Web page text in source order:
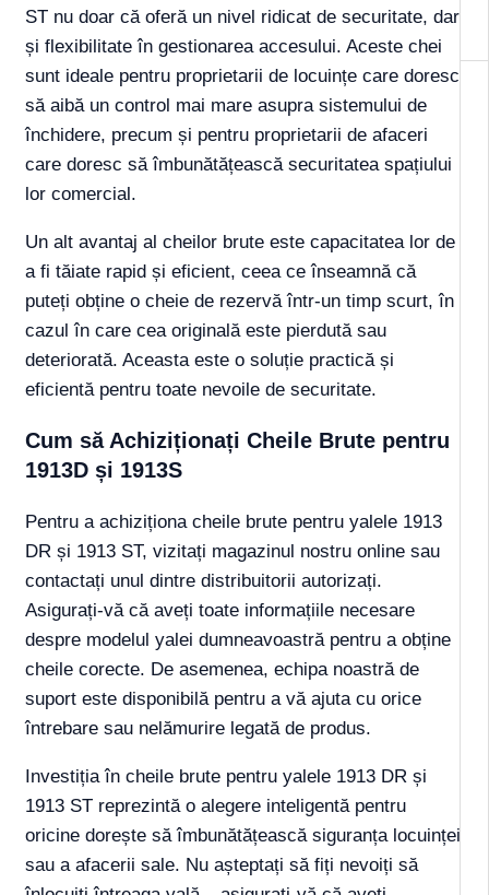
ST nu doar că oferă un nivel ridicat de securitate, dar
și flexibilitate în gestionarea accesului. Aceste chei
sunt ideale pentru proprietarii de locuințe care doresc
să aibă un control mai mare asupra sistemului de
închidere, precum și pentru proprietarii de afaceri
care doresc să îmbunătățească securitatea spațiului
lor comercial.
Un alt avantaj al cheilor brute este capacitatea lor de
a fi tăiate rapid și eficient, ceea ce înseamnă că
puteți obține o cheie de rezervă într-un timp scurt, în
cazul în care cea originală este pierdută sau
deteriorată. Aceasta este o soluție practică și
eficientă pentru toate nevoile de securitate.
Cum să Achiziționați Cheile Brute pentru
1913D și 1913S
Pentru a achiziționa cheile brute pentru yalele 1913
DR și 1913 ST, vizitați magazinul nostru online sau
contactați unul dintre distribuitorii autorizați.
Asigurați-vă că aveți toate informațiile necesare
despre modelul yalei dumneavoastră pentru a obține
cheile corecte. De asemenea, echipa noastră de
suport este disponibilă pentru a vă ajuta cu orice
întrebare sau nelămurire legată de produs.
Investiția în cheile brute pentru yalele 1913 DR și
1913 ST reprezintă o alegere inteligentă pentru
oricine dorește să îmbunătățească siguranța locuinței
sau a afacerii sale. Nu așteptați să fiți nevoiți să